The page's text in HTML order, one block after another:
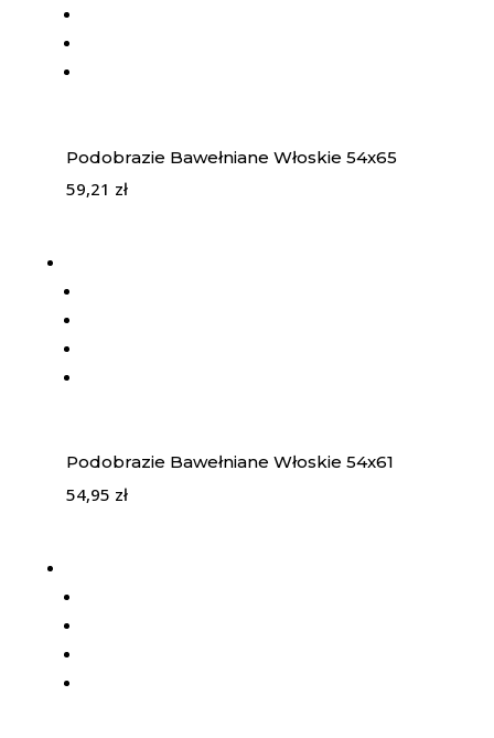
Podobrazie Bawełniane Włoskie 54x65
59,21 zł
Podobrazie Bawełniane Włoskie 54x61
54,95 zł